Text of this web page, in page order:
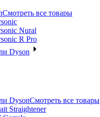
Смотреть все товары
Nural
R Pro
Dyson
DysonСмотреть все товары
Straightener